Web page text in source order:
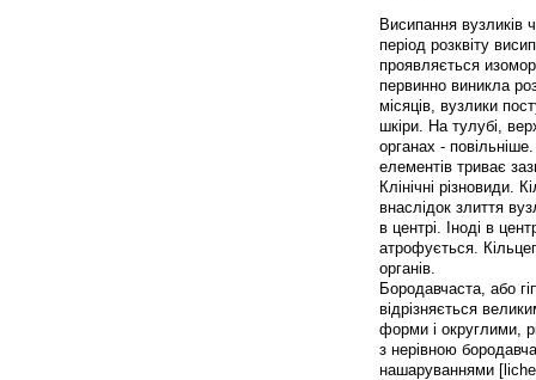
Висипання вузликів
період розквіту
проявляється
первинно виникла
місяців, вузлики
шкіри. На тулубі,
органах -
елементів триває
Клінічні
внаслідок злиття
в центрі. Іноді в
атрофується.
органів.
Бородавчаста, або
відрізняється
форми і округлими,
з нерівною
нашаруваннями